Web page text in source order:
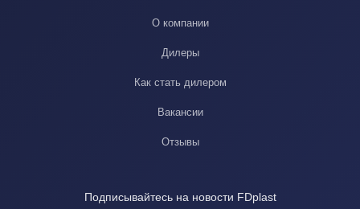
О компании
Дилеры
Как стать дилером
Вакансии
Отзывы
Подписывайтесь на новости FDplast